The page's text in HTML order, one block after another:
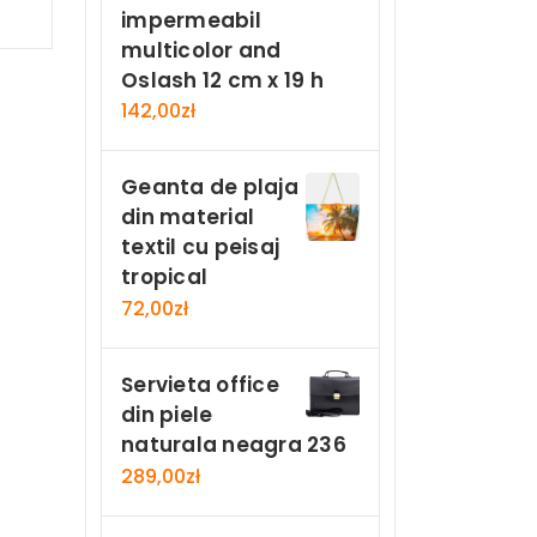
impermeabil
multicolor and
Oslash 12 cm x 19 h
142,00zł
Geanta de plaja
din material
textil cu peisaj
tropical
72,00zł
Servieta office
din piele
naturala neagra 236
289,00zł